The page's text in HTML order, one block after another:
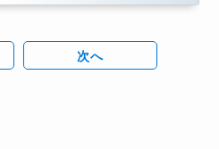
次へ